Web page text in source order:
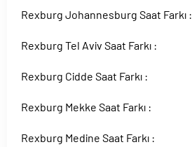
Rexburg Johannesburg Saat Farkı :
Rexburg Tel Aviv Saat Farkı :
Rexburg Cidde Saat Farkı :
Rexburg Mekke Saat Farkı :
Rexburg Medine Saat Farkı :